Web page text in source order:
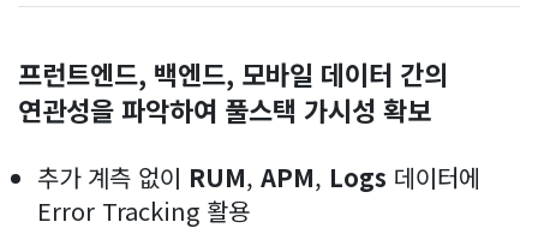
프런트엔드, 백엔드, 모바일 데이터 간의
연관성을 파악하여 풀스택 가시성 확보
추가 계측 없이 RUM, APM, Logs 데이터에
Error Tracking 활용